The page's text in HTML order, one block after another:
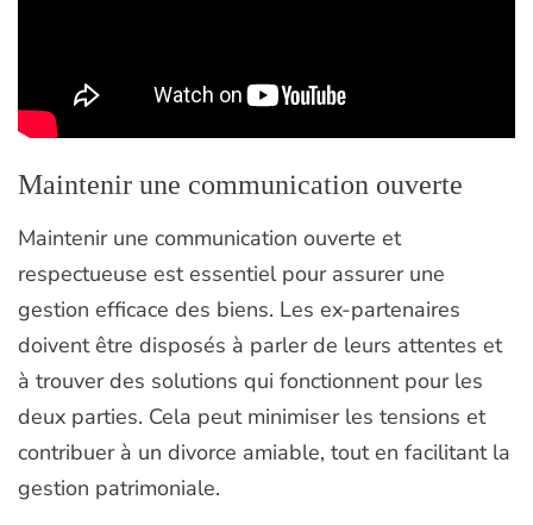
Maintenir une communication ouverte
Maintenir une communication ouverte et
respectueuse est essentiel pour assurer une
gestion efficace des biens. Les ex-partenaires
doivent être disposés à parler de leurs attentes et
à trouver des solutions qui fonctionnent pour les
deux parties. Cela peut minimiser les tensions et
contribuer à un divorce amiable, tout en facilitant la
gestion patrimoniale.